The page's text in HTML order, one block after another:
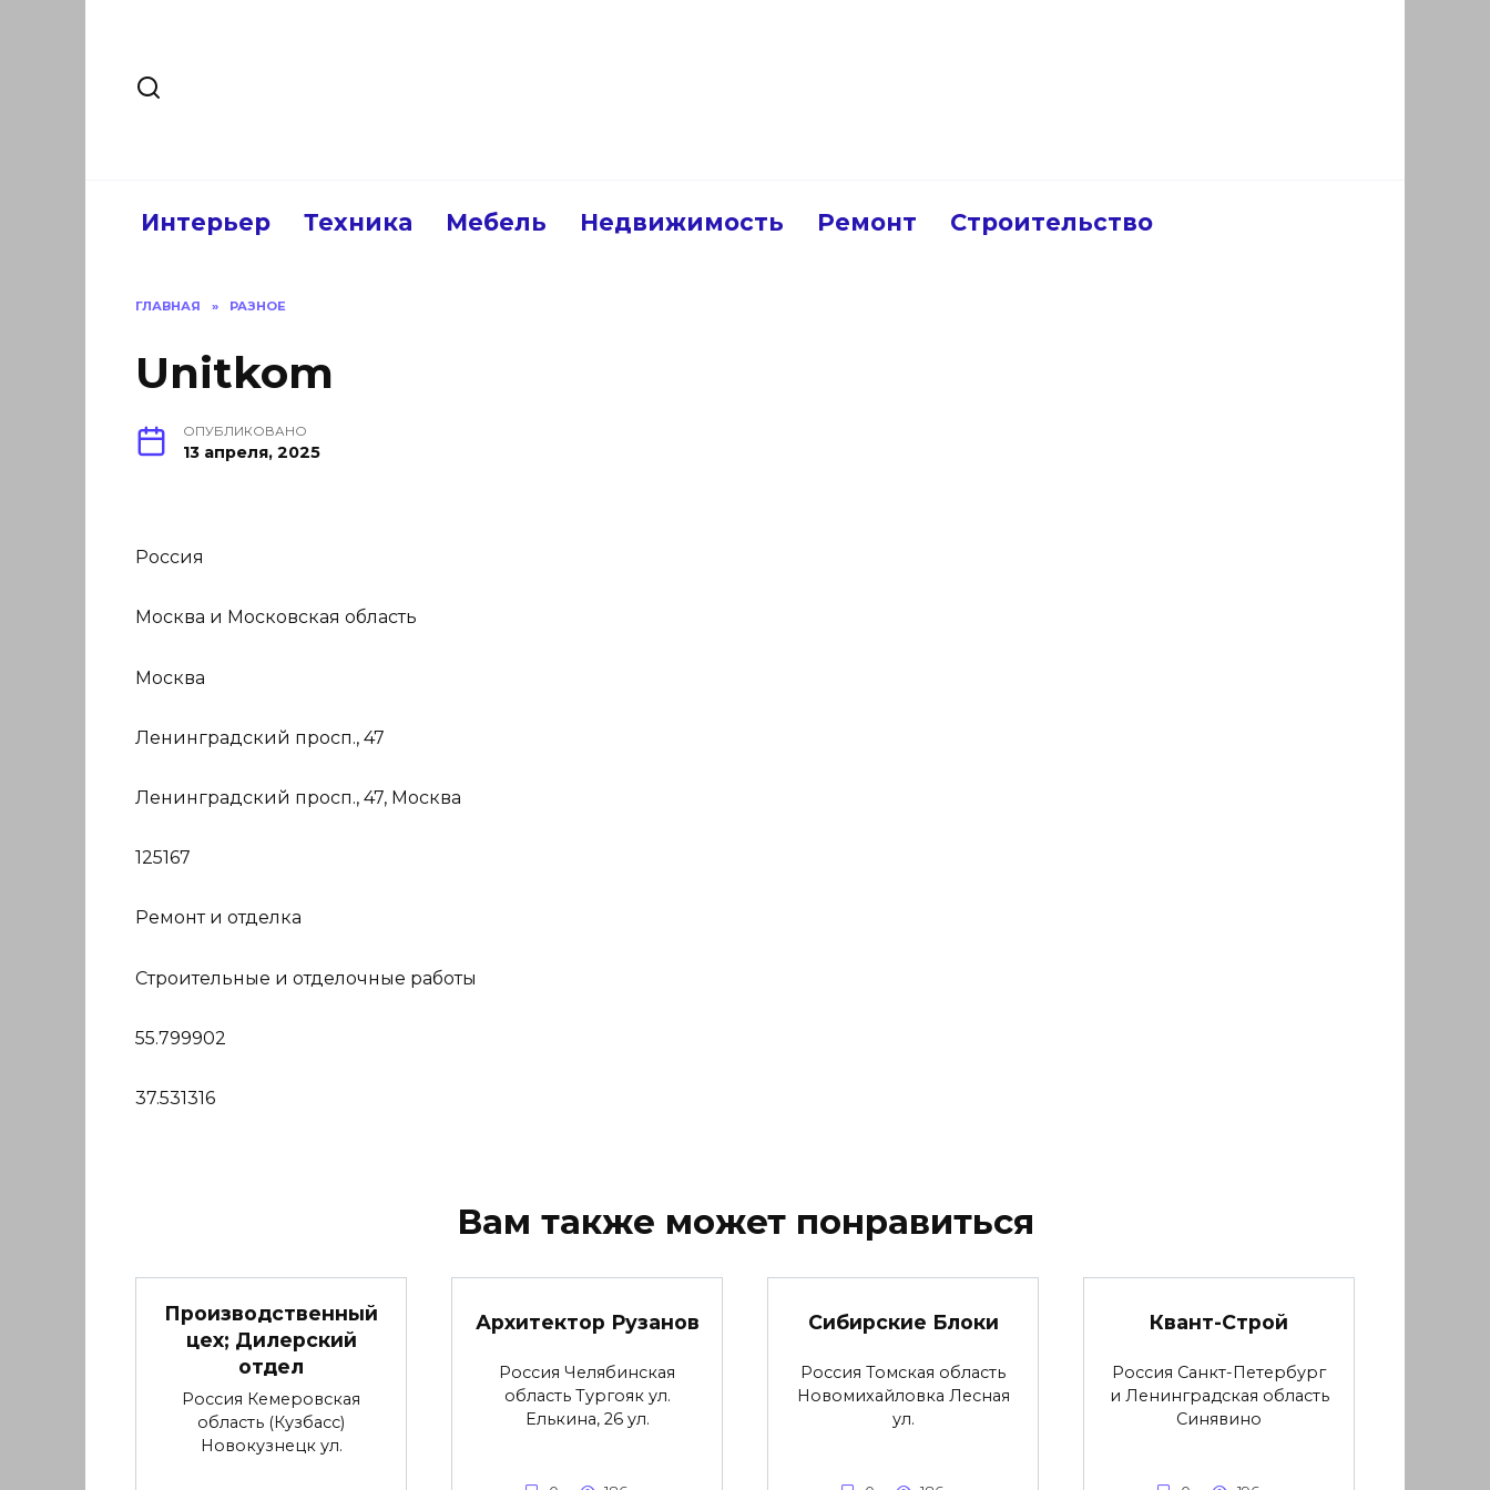
Интерьер Техника Мебель Недвижимость Ремонт Строительство
ГЛАВНАЯ » РАЗНОЕ
Unitkom
ОПУБЛИКОВАНО
13 апреля, 2025
Россия
Москва и Московская область
Москва
Ленинградский просп., 47
Ленинградский просп., 47, Москва
125167
Ремонт и отделка
Строительные и отделочные работы
55.799902
37.531316
Вам также может понравиться
Производственный
цех; Дилерский
отдел
Россия Кемеровская
область (Кузбасс)
Новокузнецк ул.
Архитектор Рузанов
Россия Челябинская
область Тургояк ул.
Елькина, 26 ул.
Сибирские Блоки
Россия Томская область
Новомихайловка Лесная
ул.
Квант-Строй
Россия Санкт-Петербург
и Ленинградская область
Синявино